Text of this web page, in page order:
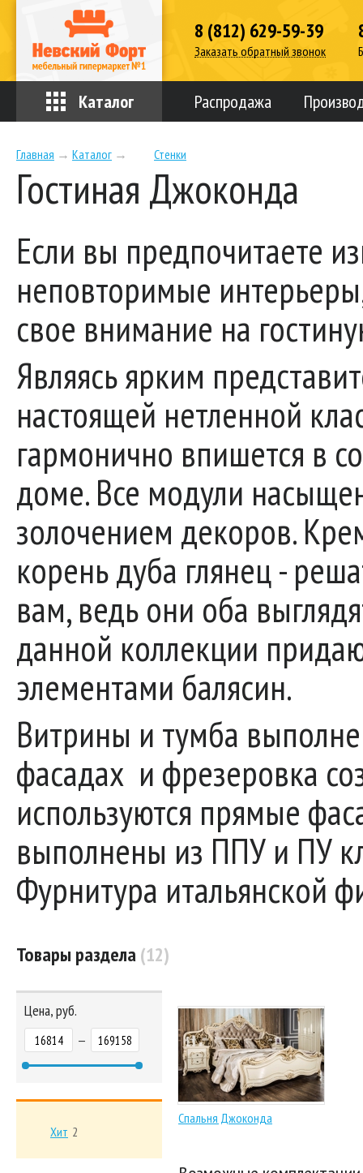
8 (812) 629-59-39
Заказать обратный звонок
Каталог Распродажа
Главная → Каталог → Стенки
Гостиная Джоконда
Если вы предпочитаете
неповторимые
свое внимание на
Являясь ярким
настоящей нетленной
гармонично впишется в
доме. Все модули
золочением декоров.
корень дуба глянец -
вам, ведь они оба
данной коллекции
элементами балясин.
Витрины и тумба
фасадах и фрезеровка
используются прямые
выполнены из ППУ и ПУ
Фурнитура итальянской
Товары раздела(12)
Спальня Джоконда
Цена, руб.
—
Хит 2